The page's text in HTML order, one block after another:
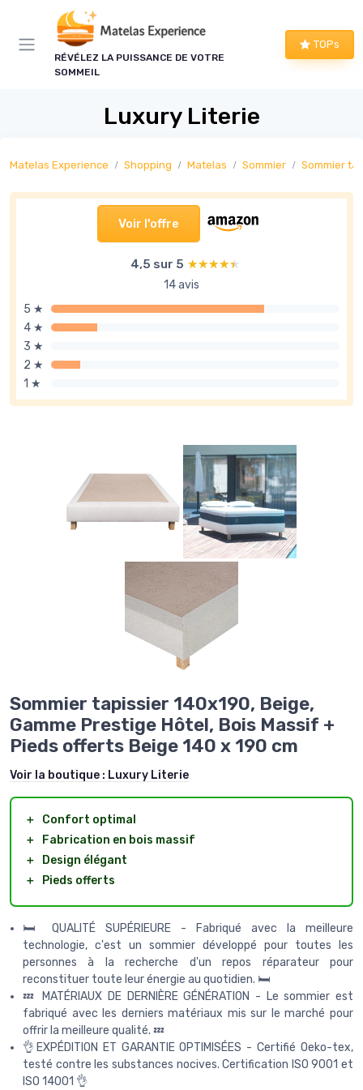
RÉVÉLEZ LA PUISSANCE DE VOTRE
SOMMEIL
TOPs
Luxury Literie
Matelas Experience Shopping Matelas Sommier Sommier
Voir l'offre
4,5 sur 5 ★★★★★
★★★★★
14 avis
5 ★
4 ★
3 ★
2 ★
1 ★
Sommier tapissier 140x190, Beige,
Gamme Prestige Hôtel, Bois Massif +
Pieds offerts Beige 140 x 190 cm
Voir la boutique : Luxury Literie
＋
Confort optimal
＋
Fabrication en bois massif
＋
Design élégant
＋
Pieds offerts
🛏️ QUALITÉ SUPÉRIEURE - Fabriqué avec la meilleure
technologie, c'est un sommier développé pour toutes les
personnes à la recherche d'un repos réparateur pour
reconstituer toute leur énergie au quotidien. 🛏️
💤 MATÉRIAUX DE DERNIÈRE GÉNÉRATION - Le sommier est
fabriqué avec les derniers matériaux mis sur le marché pour
offrir la meilleure qualité. 💤
👌EXPÉDITION ET GARANTIE OPTIMISÉES - Certifié Oeko-tex,
testé contre les substances nocives. Certification ISO 9001 et
ISO 14001 👌
Panneau de gestion des cookies